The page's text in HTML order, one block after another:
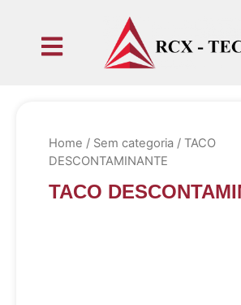
Home / Sem categoria / TACO
DESCONTAMINANTE
TACO